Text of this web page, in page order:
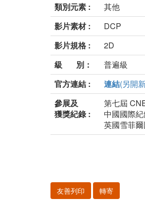
類別元素 :
其他
影片素材 :
DCP
影片規格 :
2D
級 別：
普遍級
官方連結 :
連結(另開
參展及
獲獎紀錄 :
第七屆
中國國際
英國雪菲
友善列印 轉寄